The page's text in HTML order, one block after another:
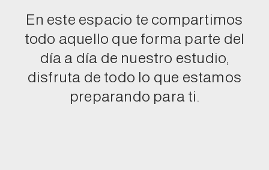
En este espacio te compartimos
todo aquello que forma parte del
día a día de nuestro estudio,
disfruta de todo lo que estamos
preparando para ti.